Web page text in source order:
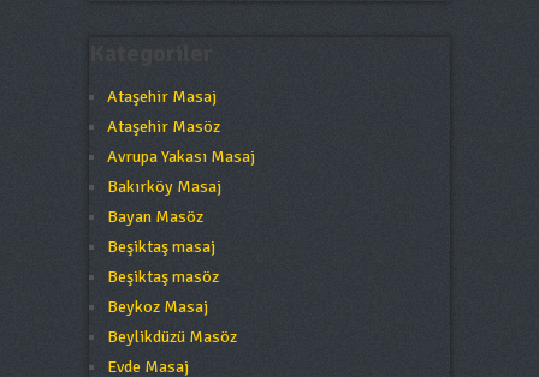
Ataşehir Masaj
Ataşehir Masöz
Avrupa Yakası Masaj
Bakırköy Masaj
Bayan Masöz
Beşiktaş masaj
Beşiktaş masöz
Beykoz Masaj
Beylikdüzü Masöz
Evde Masaj